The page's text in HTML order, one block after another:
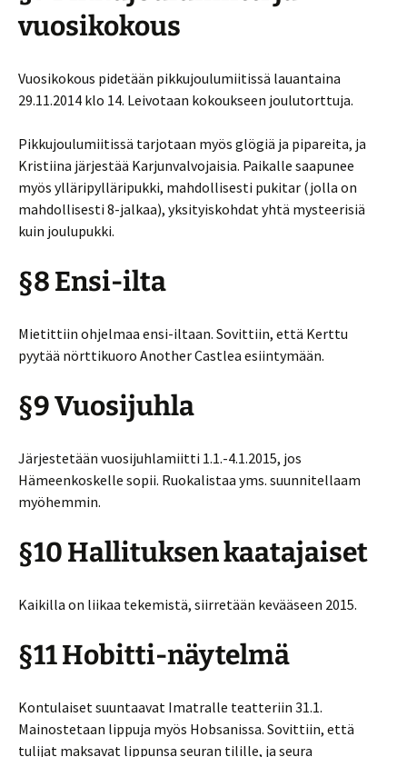
vuosikokous
Vuosikokous pidetään pikkujoulumiitissä lauantaina
29.11.2014 klo 14. Leivotaan kokoukseen joulutorttuja.
Pikkujoulumiitissä tarjotaan myös glögiä ja pipareita, ja
Kristiina järjestää Karjunvalvojaisia. Paikalle saapunee
myös ylläripylläripukki, mahdollisesti pukitar (jolla on
mahdollisesti 8-jalkaa), yksityiskohdat yhtä mysteerisiä
kuin joulupukki.
§8 Ensi-ilta
Mietittiin ohjelmaa ensi-iltaan. Sovittiin, että Kerttu
pyytää nörttikuoro Another Castlea esiintymään.
§9 Vuosijuhla
Järjestetään vuosijuhlamiitti 1.1.-4.1.2015, jos
Hämeenkoskelle sopii. Ruokalistaa yms. suunnitellaam
myöhemmin.
§10 Hallituksen kaatajaiset
Kaikilla on liikaa tekemistä, siirretään kevääseen 2015.
§11 Hobitti-näytelmä
Kontulaiset suuntaavat Imatralle teatteriin 31.1.
Mainostetaan lippuja myös Hobsanissa. Sovittiin, että
tulijat maksavat lippunsa seuran tilille, ja seura